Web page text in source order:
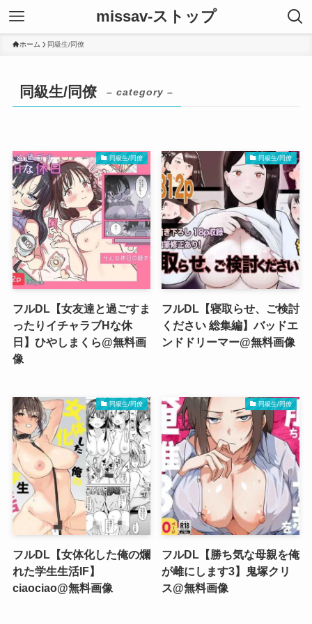
missav-ストップ
ホーム 同級生/同僚
同級生/同僚 – category –
同級生/同僚
フルDL【女友達と過ごすま
ったりイチャラブHな休
日】ひやしまくら@無料画
像
同級生/同僚
フルDL【寝取らせ、ご検討
ください 総集編】バッドエ
ンドドリーマー@無料画像
同級生/同僚
フルDL【女体化した俺の爛
れた学生生活IF】
ciaociao@無料画像
同級生/同僚
フルDL【勝ち気な母親を俺
が雌にします3】鬼塚クリ
ス@無料画像